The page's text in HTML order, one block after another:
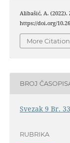
Alibašić, A. (2022).
https://doi.org/
More
BROJ
Svezak 9 Br.
RUBRIKA